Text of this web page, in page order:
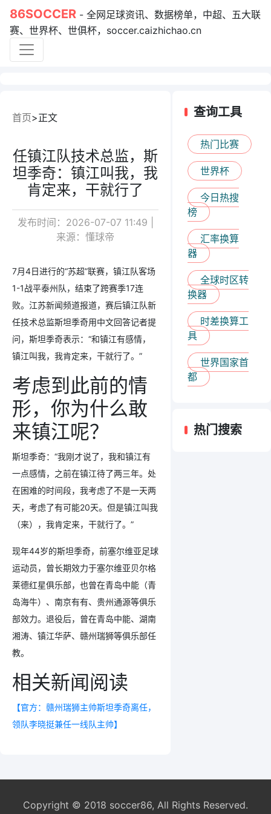
86SOCCER - 全网足球资讯、数据榜单，中超、五大联
赛、世界杯、世俱杯，soccer.caizhichao.cn
首页 正文
任镇江队技术总监，斯
坦季奇：镇江叫我，我
肯定来，干就行了
发布时间：2026-07-07 11:49 |
来源：懂球帝
7月4日进行的“苏超”联赛，镇江队客场
1-1战平泰州队，结束了跨赛季17连
败。江苏新闻频道报道，赛后镇江队新
任技术总监斯坦季奇用中文回答记者提
问，斯坦季奇表示：“和镇江有感情，
镇江叫我，我肯定来，干就行了。”
考虑到此前的情
形，你为什么敢
来镇江呢？
斯坦季奇：“我刚才说了，我和镇江有
一点感情，之前在镇江待了两三年。处
在困难的时间段，我考虑了不是一天两
天，考虑了有可能20天。但是镇江叫我
（来），我肯定来，干就行了。”
现年44岁的斯坦季奇，前塞尔维亚足球
运动员，曾长期效力于塞尔维亚贝尔格
莱德红星俱乐部，也曾在青岛中能（青
岛海牛）、南京有有、贵州通源等俱乐
部效力。退役后，曾在青岛中能、湖南
湘涛、镇江华萨、赣州瑞狮等俱乐部任
教。
相关新闻阅读
【官方：赣州瑞狮主帅斯坦季奇离任，
领队李晓挺兼任一线队主帅】
查询工具
热门比赛
世界杯
今日热搜
榜
汇率换算
器
全球时区转
换器
时差换算工
具
世界国家首
都
热门搜索
Copyright © 2018 soccer86, All Rights Reserved.